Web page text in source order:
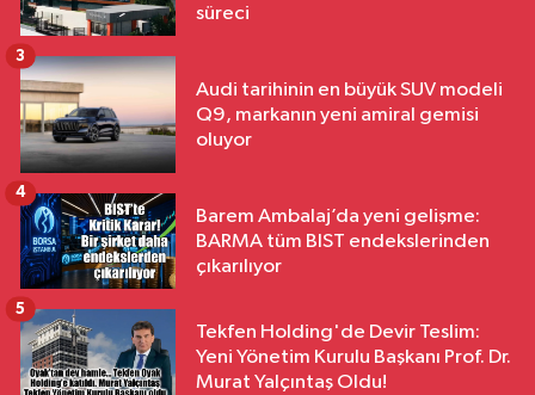
süreci
Audi tarihinin en büyük SUV modeli
Q9, markanın yeni amiral gemisi
oluyor
3
Barem Ambalaj’da yeni gelişme:
BARMA tüm BIST endekslerinden
çıkarılıyor
4
Tekfen Holding'de Devir Teslim:
Yeni Yönetim Kurulu Başkanı Prof. Dr.
Murat Yalçıntaş Oldu!
5